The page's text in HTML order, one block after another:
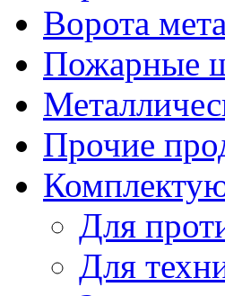
Ворота
Пожарные
Прочие
Для
Для